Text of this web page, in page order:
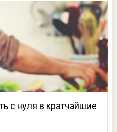
с нуля в кратчайшие